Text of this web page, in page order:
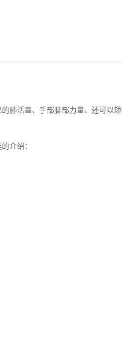
肺活量、手部脚部力量、还可以矫
介绍：